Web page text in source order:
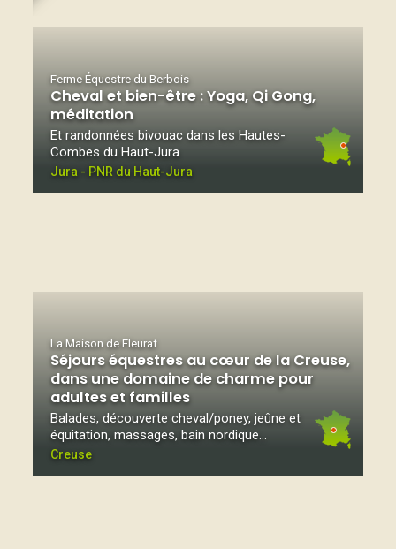
Ferme Équestre du Berbois
Cheval et bien-être : Yoga, Qi Gong,
méditation
Et randonnées bivouac dans les Hautes-
Combes du Haut-Jura
Jura - PNR du Haut-Jura
La Maison de Fleurat
Séjours équestres au cœur de la Creuse,
dans une domaine de charme pour
adultes et familles
Balades, découverte cheval/poney, jeûne et
équitation, massages, bain nordique...
Creuse